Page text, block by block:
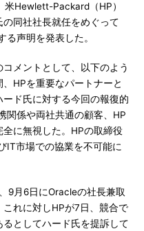
Hewlett-Packard（HP）
同社社長就任をめぐって
る声明を発表した。
メントとして、以下のよう
HPを重要なパートナーと
ド氏に対する今回の報復的
関係や両社共通の顧客、HP
に無視した。HPの取締役
IT市場での協業を不可能に
9月6日にOracleの社長兼取
れに対しHPが7日、競合で
としてハード氏を提訴して